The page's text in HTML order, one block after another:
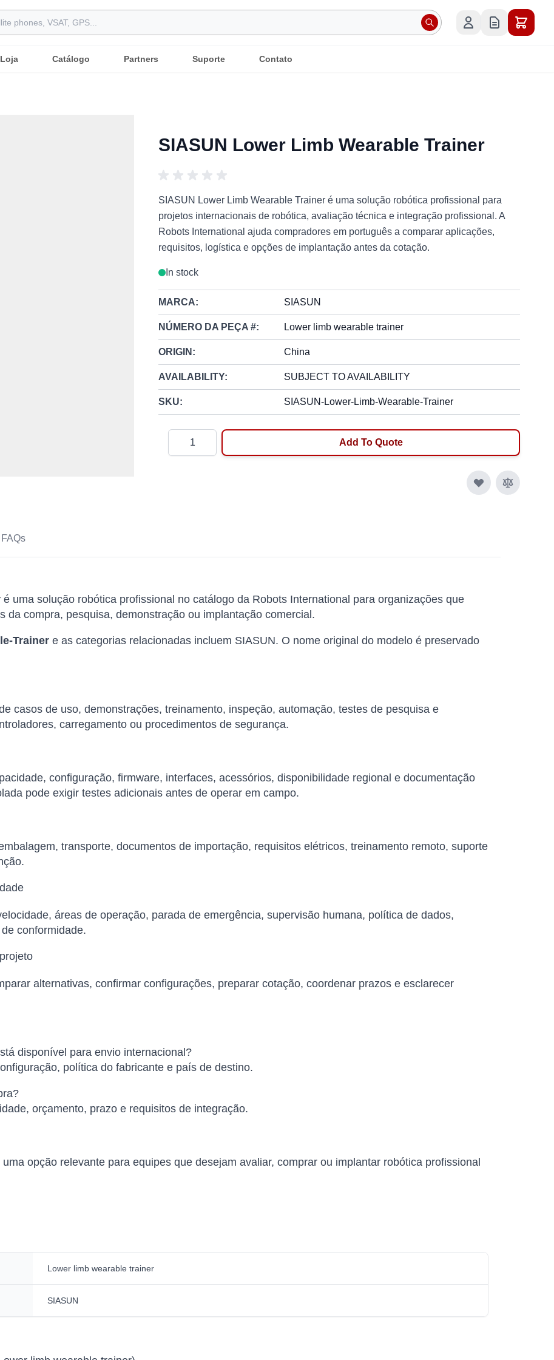
Loja Catálogo Partners Suporte Contato
SIASUN Lower Limb Wearable Trainer
SIASUN Lower Limb Wearable Trainer é uma solução robótica profissional para
projetos internacionais de robótica, avaliação técnica e integração profissional. A
Robots International ajuda compradores em português a comparar aplicações,
requisitos, logística e opções de implantação antes da cotação.
In stock
MARCA: SIASUN
NÚMERO DA PEÇA #: Lower limb wearable trainer
ORIGIN: China
AVAILABILITY: SUBJECT TO AVAILABILITY
SKU: SIASUN-Lower-Limb-Wearable-Trainer
Add To Quote
FAQs
é uma solução robótica profissional no catálogo da Robots International para organizações que
da compra, pesquisa, demonstração ou implantação comercial.
Trainer e as categorias relacionadas incluem SIASUN. O nome original do modelo é preservado
casos de uso, demonstrações, treinamento, inspeção, automação, testes de pesquisa e
carregamento ou procedimentos de segurança.
configuração, firmware, interfaces, acessórios, disponibilidade regional e documentação
pode exigir testes adicionais antes de operar em campo.
transporte, documentos de importação, requisitos elétricos, treinamento remoto, suporte
áreas de operação, parada de emergência, supervisão humana, política de dados,
conformidade.
alternativas, confirmar configurações, preparar cotação, coordenar prazos e esclarecer
disponível para envio internacional?
política do fabricante e país de destino.
orçamento, prazo e requisitos de integração.
opção relevante para equipes que desejam avaliar, comprar ou implantar robótica profissional
Lower limb wearable trainer
SIASUN